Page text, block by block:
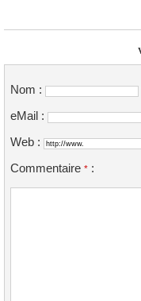
Nom :
eMail :
Web :
Commentaire * :